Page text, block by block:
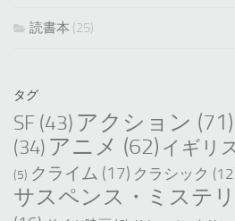
読書本 (25)
タグ
SF (43) アクション (71)
(34) アニメ (62) イギリ
(5) クライム (17) クラシック
サスペンス・ミステ